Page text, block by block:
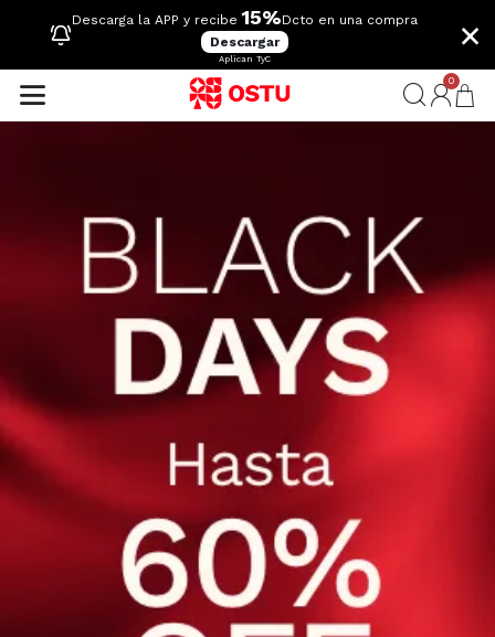
Descarga la APP y recibe 15%Dcto en una compra
Descargar
Aplican TyC
×
0